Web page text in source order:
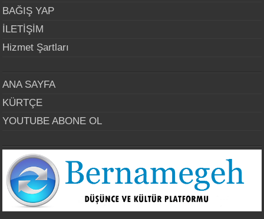
BAĞIŞ YAP
İLETİŞİM
Hizmet Şartları
ANA SAYFA
KÜRTÇE
YOUTUBE ABONE OL